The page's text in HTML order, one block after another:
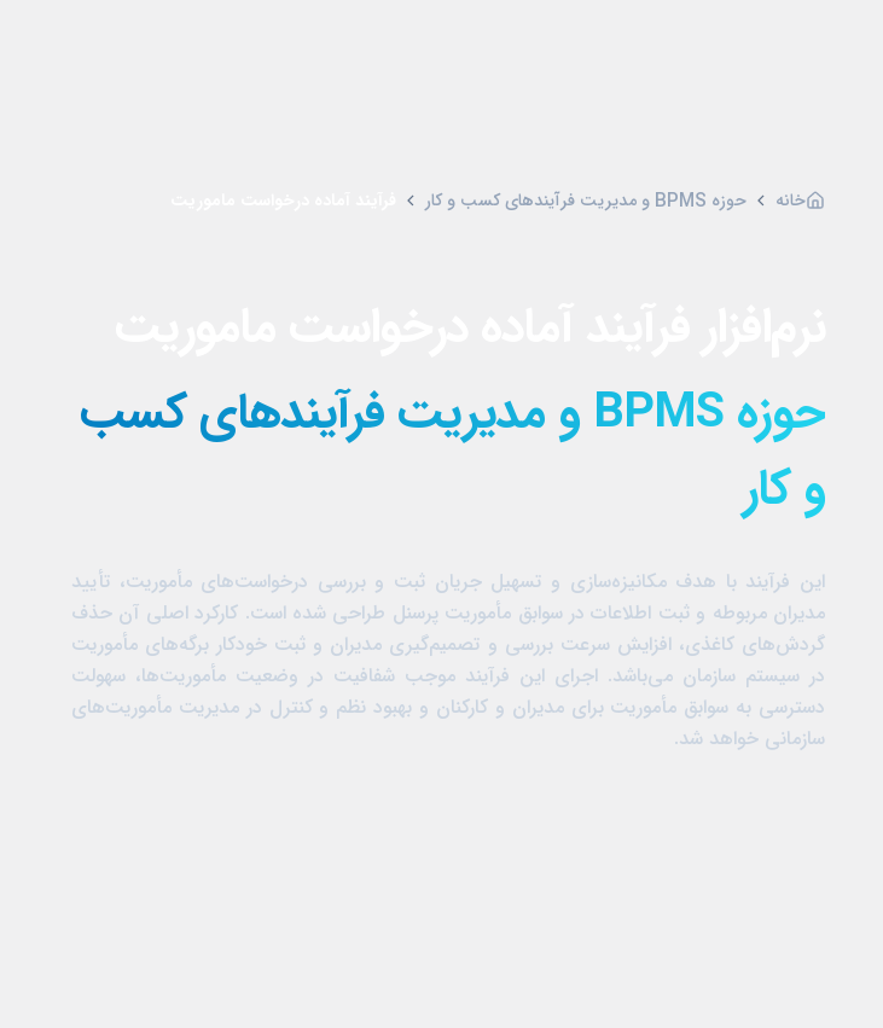
خانه حوزه BPMS و مدیریت فرآیندهای کسب و کار
حوزه BPMS و مدیریت فرآیندهای کسب
و کار
این فرآیند با هدف مکانیزه‌سازی و تسهیل جریان ثبت و بررسی درخواست‌های مأموریت، تأیید
مدیران مربوطه و ثبت اطلاعات در سوابق مأموریت پرسنل طراحی شده است. کارکرد اصلی آن حذف
گردش‌های کاغذی، افزایش سرعت بررسی و تصمیم‌گیری مدیران و ثبت خودکار برگه‌های مأموریت
در سیستم سازمان می‌باشد. اجرای این فرآیند موجب شفافیت در وضعیت مأموریت‌ها، سهولت
دسترسی به سوابق مأموریت برای مدیران و کارکنان و بهبود نظم و کنترل در مدیریت مأموریت‌های
سازمانی خواهد شد.